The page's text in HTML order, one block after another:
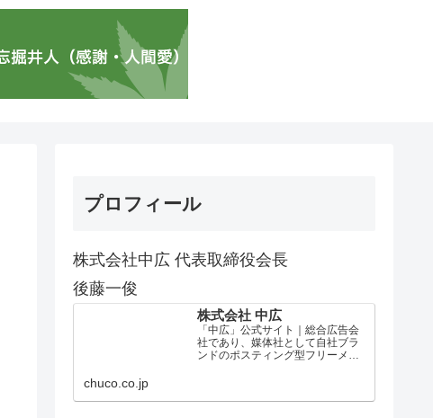
プロフィール
株式会社中広 代表取締役会長
後藤一俊
株式会社 中広
「中広」公式サイト｜総合広告会
社であり、媒体社として自社ブラ
ンドのポスティング型フリーメデ
chuco.co.jp